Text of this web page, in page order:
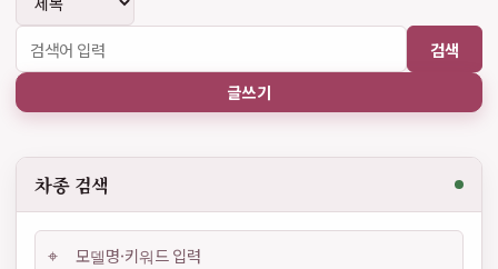
검색
글쓰기
차종 검색
⌖